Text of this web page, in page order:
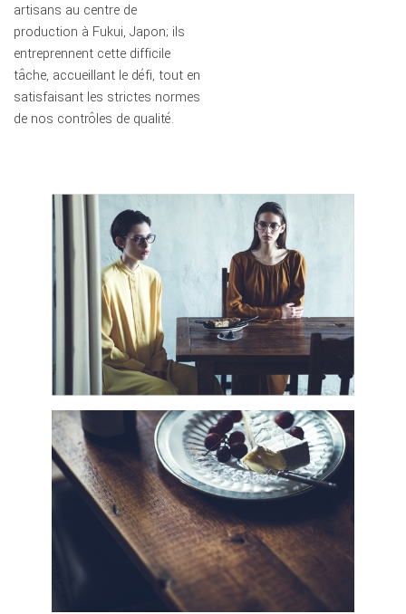
artisans au centre de
production à Fukui, Japon; ils
entreprennent cette difficile
tâche, accueillant le défi, tout en
satisfaisant les strictes normes
de nos contrôles de qualité.